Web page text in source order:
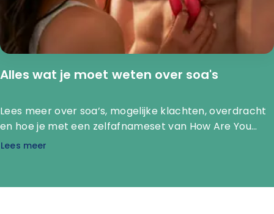
Alles wat je moet weten over soa's
Lees meer over soa’s, mogelijke klachten, overdracht
en hoe je met een zelfafnameset van How Are You
Diagnostics soa’s discreet kunt laten onderzoeken.
Lees meer